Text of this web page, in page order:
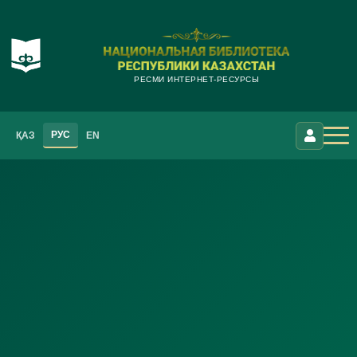
РЕСМИ ИНТЕРНЕТ-РЕСУРСЫ
ҚАЗ РУС EN